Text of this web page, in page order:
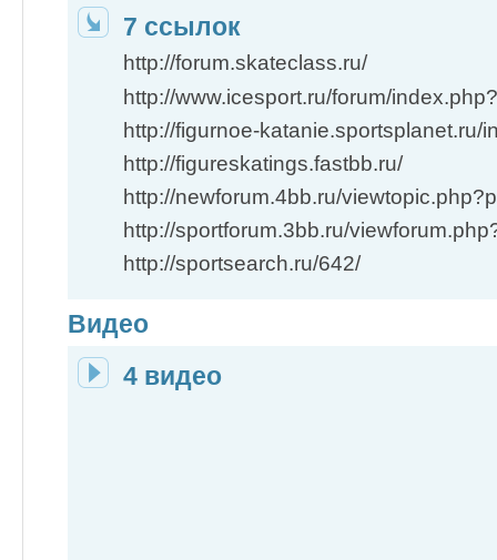
7 ссылок
http://forum.skateclass.ru/
http://www.icesport.ru/forum/index.php?
http://figurnoe-katanie.sportsplanet.ru/
http://figureskatings.fastbb.ru/
http://newforum.4bb.ru/
http://sportforum.3bb.ru/
http://sportsearch.ru/642/
Видео
4 видео